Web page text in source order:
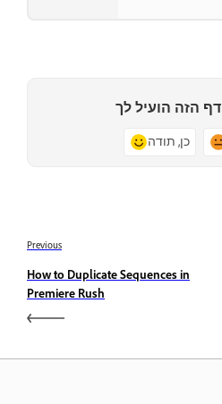
כן, תודה
Previous
How to Duplicate Sequences in
Premiere Rush